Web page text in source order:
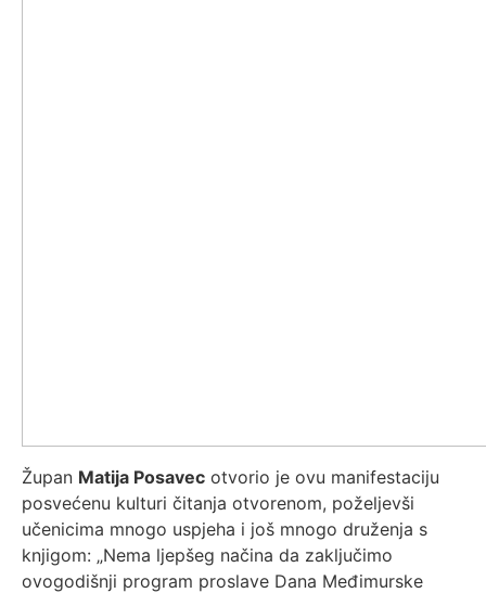
Župan Matija Posavec otvorio je ovu manifestaciju
posvećenu kulturi čitanja otvorenom, poželjevši
učenicima mnogo uspjeha i još mnogo druženja s
knjigom: „Nema ljepšeg načina da zaključimo
ovogodišnji program proslave Dana Međimurske